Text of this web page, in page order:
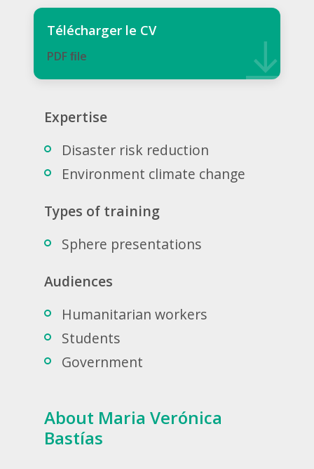
Télécharger le CV
PDF ﬁle
Expertise
Disaster risk reduction
Environment climate change
Types of training
Sphere presentations
Audiences
Humanitarian workers
Students
Government
About Maria Verónica
Bastías